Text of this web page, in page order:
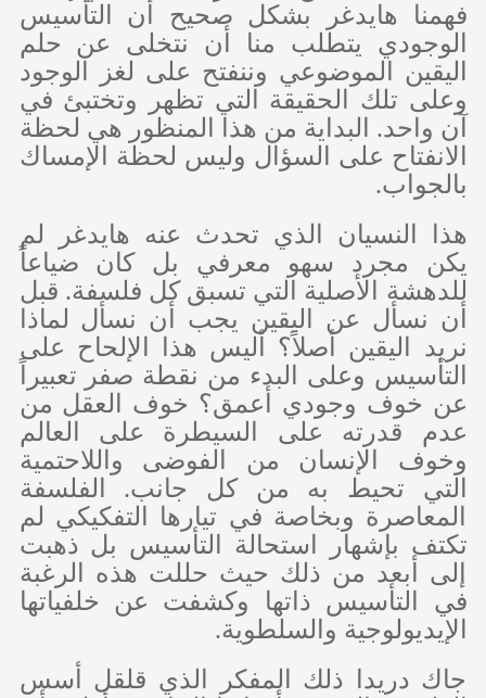
فهمنا هايدغر بشكل صحيح أن التأسيس
الوجودي يتطلب منا أن نتخلى عن حلم
اليقين الموضوعي وننفتح على لغز الوجود
وعلى تلك الحقيقة التي تظهر وتختبئ في
آن واحد. البداية من هذا المنظور هي لحظة
الانفتاح على السؤال وليس لحظة الإمساك
بالجواب.
هذا النسيان الذي تحدث عنه هايدغر لم
يكن مجرد سهو معرفي بل كان ضياعاً
للدهشة الأصلية التي تسبق كل فلسفة. قبل
أن نسأل عن اليقين يجب أن نسأل لماذا
نريد اليقين أصلاً؟ أليس هذا الإلحاح على
التأسيس وعلى البدء من نقطة صفر تعبيراً
عن خوف وجودي أعمق؟ خوف العقل من
عدم قدرته على السيطرة على العالم
وخوف الإنسان من الفوضى واللاحتمية
التي تحيط به من كل جانب. الفلسفة
المعاصرة وبخاصة في تيارها التفكيكي لم
تكتف بإشهار استحالة التأسيس بل ذهبت
إلى أبعد من ذلك حيث حللت هذه الرغبة
في التأسيس ذاتها وكشفت عن خلفياتها
الإيديولوجية والسلطوية.
جاك دريدا ذلك المفكر الذي قلقل أسس